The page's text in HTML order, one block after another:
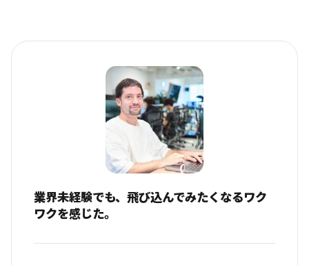
業界未経験でも、飛び込んでみたくなるワク
ワクを感じた。